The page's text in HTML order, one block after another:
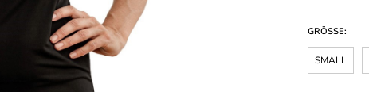
GRÖSSE:
SMALL